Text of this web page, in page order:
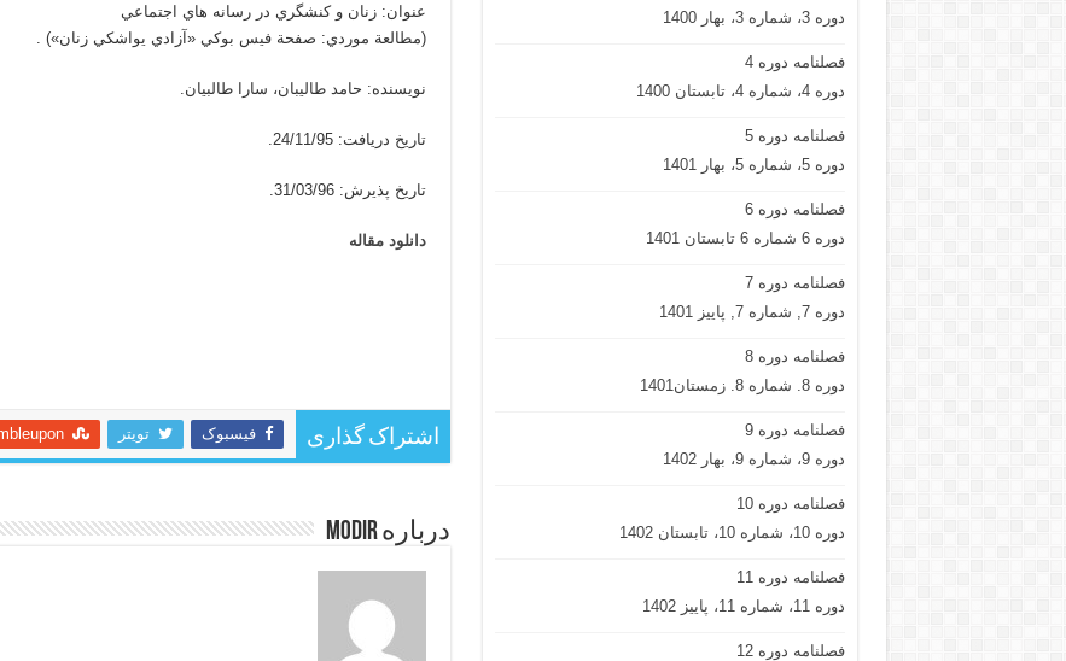
عنوان: زنان و كنشگري در رسانه هاي اجتماعي
(مطالعة موردي: صفحة فيس بوكي «آزادي يواشكي زنان») .
نویسنده: حامد طالیبان، سارا طالبیان.
تاریخ دریافت: 24/11/95.
تاریخ پذیرش: 31/03/96.
دانلود مقاله
اشتراک گذاری فیسبوک تویتر
درباره modir
دوره 3، شماره 3، بهار 1400
فصلنامه دوره 4
دوره 4، شماره 4، تابستان 1400
فصلنامه دوره 5
دوره 5، شماره 5، بهار 1401
فصلنامه دوره 6
دوره 6 شماره 6 تابستان 1401
فصلنامه دوره 7
دوره 7, شماره 7, پاییز 1401
فصلنامه دوره 8
دوره 8. شماره 8. زمستان1401
فصلنامه دوره 9
دوره 9، شماره 9، بهار 1402
فصلنامه دوره 10
دوره 10، شماره 10، تابستان 1402
فصلنامه دوره 11
دوره 11، شماره 11، پاییز 1402
فصلنامه دوره 12